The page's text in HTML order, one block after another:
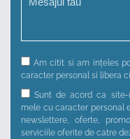
Am citit si am ințeles
caracter personal si libera
Sunt de acord ca site-
mele cu caracter personal
newslettere, oferte,
serviciile oferite de catre